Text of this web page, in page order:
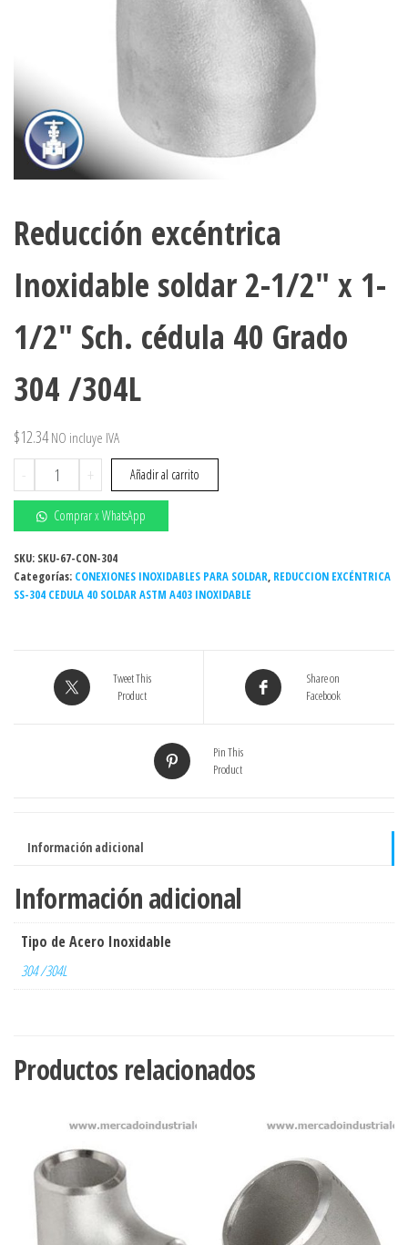
Reducción excéntrica
Inoxidable soldar 2-1/2″ x 1-
1/2″ Sch. cédula 40 Grado
304 /304L
$12.34 NO incluye IVA
-
Reducción
excéntrica
Inoxidable
soldar
2-
1/2"
x
cédula
+ Añadir al carrito
Comprar x WhatsApp
SKU: SKU-67-CON-304
Categorías: CONEXIONES INOXIDABLES PARA SOLDAR, REDUCCION EXCÉNTRICA
SS-304 CEDULA 40 SOLDAR ASTM A403 INOXIDABLE
Tweet This
Product
Share on
Facebook
Pin This
Product
Información adicional
Información adicional
Tipo de Acero Inoxidable
304 /304L
Productos relacionados